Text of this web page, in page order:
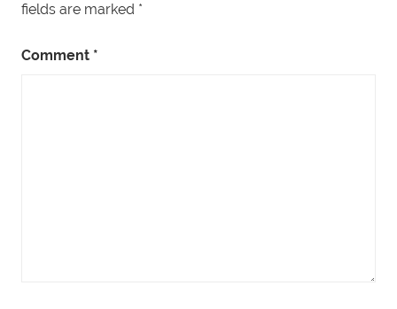
fields are marked *
Comment *